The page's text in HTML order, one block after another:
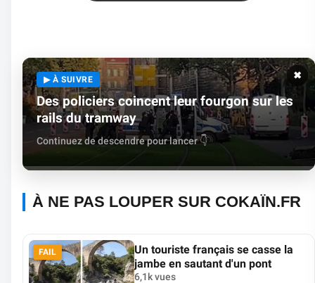
✖
▶ À SUIVRE
Des policiers coincent leur fourgon sur les
rails du tramway
Continuez de descendre pour lancer 👇
À NE PAS LOUPER SUR COKAÏN.FR
FAIL
Un touriste français se casse la
jambe en sautant d'un pont
6,1k vues